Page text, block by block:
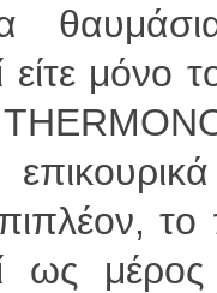
είτε μόνο
ως